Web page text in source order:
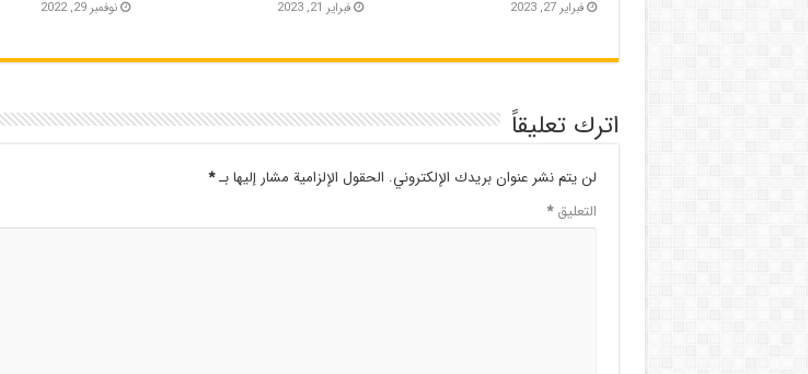
فبراير 27, 2023 فبراير 21, 2023 نوفمبر 29, 2022
اترك تعليقاً
لن يتم نشر عنوان بريدك الإلكتروني. الحقول الإلزامية مشار إليها بـ*
التعليق*